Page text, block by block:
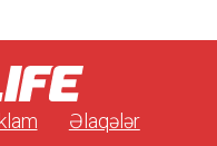
Əlaqələr